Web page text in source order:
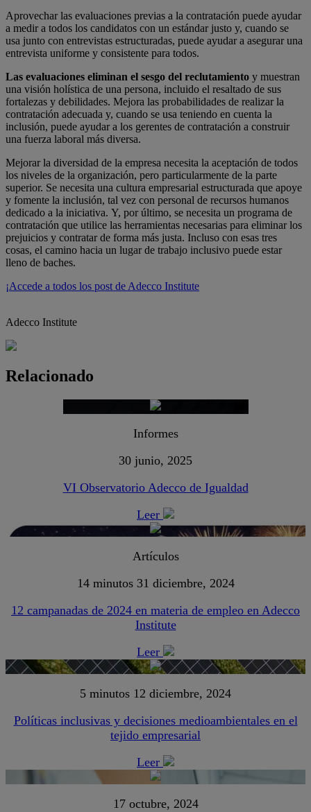
Aprovechar las evaluaciones previas a la contratación puede ayudar
a medir a todos los candidatos con un estándar justo y, cuando se
usa junto con entrevistas estructuradas, puede ayudar a asegurar una
entrevista uniforme y consistente para todos.
Las evaluaciones eliminan el sesgo del reclutamiento y muestran
una visión holística de una persona, incluido el resaltado de sus
fortalezas y debilidades. Mejora las probabilidades de realizar la
contratación adecuada y, cuando se usa teniendo en cuenta la
inclusión, puede ayudar a los gerentes de contratación a construir
una fuerza laboral más diversa.
Mejorar la diversidad de la empresa necesita la aceptación de todos
los niveles de la organización, pero particularmente de la parte
superior. Se necesita una cultura empresarial estructurada que apoye
y fomente la inclusión, tal vez con personal de recursos humanos
dedicado a la iniciativa. Y, por último, se necesita un programa de
contratación que utilice las herramientas necesarias para eliminar los
prejuicios y contratar de forma más justa. Incluso con esas tres
cosas, el camino hacia un lugar de trabajo inclusivo puede estar
lleno de baches.
¡Accede a todos los post de Adecco Institute
Adecco Institute
Relacionado
Informes
30 junio, 2025
VI Observatorio Adecco de Igualdad
Leer
Artículos
14 minutos 31 diciembre, 2024
12 campanadas de 2024 en materia de empleo en Adecco
Institute
Leer
5 minutos 12 diciembre, 2024
Políticas inclusivas y decisiones medioambientales en el
tejido empresarial
Leer
17 octubre, 2024